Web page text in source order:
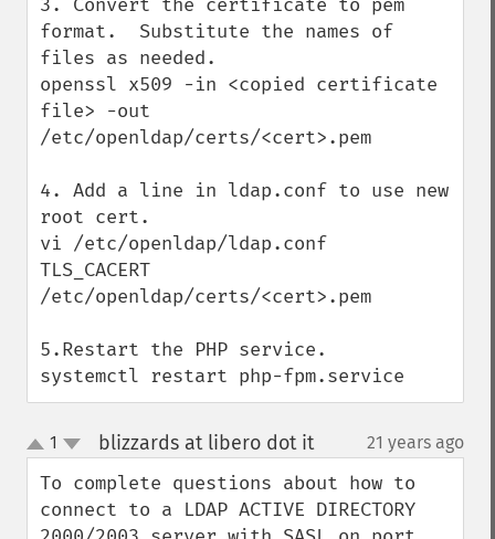
3. Convert the certificate to pem
format.  Substitute the names of
files as needed.
openssl x509 -in <copied certificate
file> -out
/etc/openldap/certs/<cert>.pem
4. Add a line in ldap.conf to use new
root cert.
vi /etc/openldap/ldap.conf
TLS_CACERT
/etc/openldap/certs/<cert>.pem
5.Restart the PHP service.
systemctl restart php-fpm.service
up
down
1 blizzards at libero dot it¶ 21 years ago
To complete questions about how to
connect to a LDAP ACTIVE DIRECTORY